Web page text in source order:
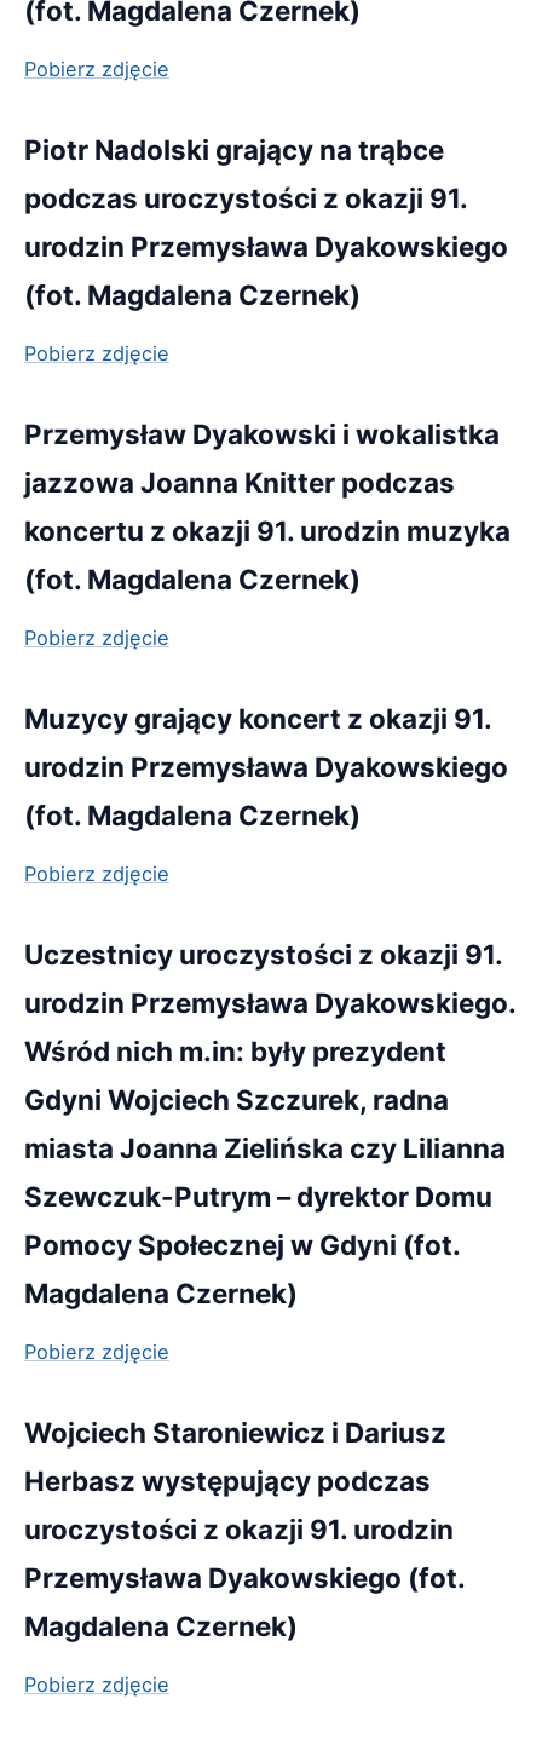
(fot. Magdalena Czernek)
Pobierz zdjęcie
Piotr Nadolski grający na trąbce
podczas uroczystości z okazji 91.
urodzin Przemysława Dyakowskiego
(fot. Magdalena Czernek)
Pobierz zdjęcie
Przemysław Dyakowski i wokalistka
jazzowa Joanna Knitter podczas
koncertu z okazji 91. urodzin muzyka
(fot. Magdalena Czernek)
Pobierz zdjęcie
Muzycy grający koncert z okazji 91.
urodzin Przemysława Dyakowskiego
(fot. Magdalena Czernek)
Pobierz zdjęcie
Uczestnicy uroczystości z okazji 91.
urodzin Przemysława Dyakowskiego.
Wśród nich m.in: były prezydent
Gdyni Wojciech Szczurek, radna
miasta Joanna Zielińska czy Lilianna
Szewczuk-Putrym – dyrektor Domu
Pomocy Społecznej w Gdyni (fot.
Magdalena Czernek)
Pobierz zdjęcie
Wojciech Staroniewicz i Dariusz
Herbasz występujący podczas
uroczystości z okazji 91. urodzin
Przemysława Dyakowskiego (fot.
Magdalena Czernek)
Pobierz zdjęcie